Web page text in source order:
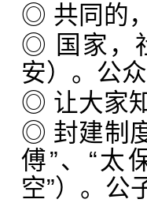
◎ 共同的
◎ 国家，
安）。公
◎ 让大家
◎ 封建制
傅”、“太
空”）。公